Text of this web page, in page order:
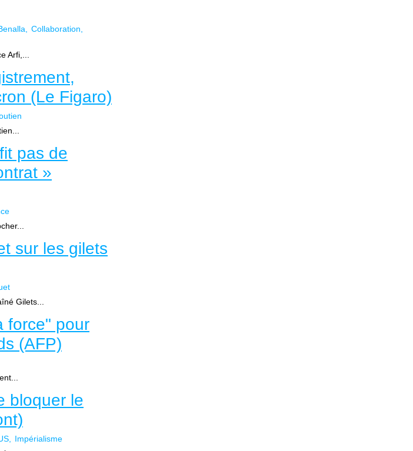
Collaboration
Arfi,...
(Le Figaro)
pas de
»
sur les gilets
Gilets...
force" pour
(AFP)
bloquer le
Impérialisme